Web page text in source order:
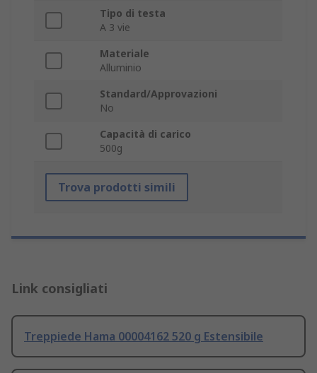
Tipo di testa
A 3 vie
Materiale
Alluminio
Standard/Approvazioni
No
Capacità di carico
500g
Trova prodotti simili
Link consigliati
Treppiede Hama 00004162 520 g Estensibile